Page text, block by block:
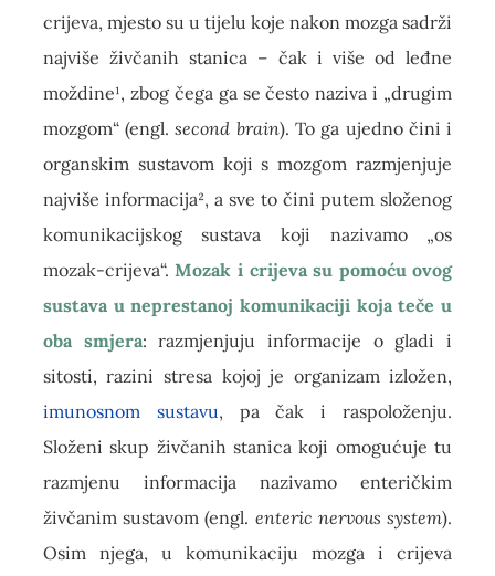
crijeva, mjesto su u tijelu koje nakon mozga sadrži
najviše živčanih stanica – čak i više od leđne
moždine¹, zbog čega ga se često naziva i „drugim
mozgom“ (engl.second brain). To ga ujedno čini i
organskim sustavom koji s mozgom razmjenjuje
najviše informacija², a sve to čini putem složenog
komunikacijskog sustava koji nazivamo „os
mozak-crijeva“.Mozak i crijeva su pomoću ovog
sustava u neprestanoj komunikaciji koja teče u
oba smjera: razmjenjuju informacije o gladi i
sitosti, razini stresa kojoj je organizam izložen,
imunosnom sustavu, pa čak i raspoloženju.
Složeni skup živčanih stanica koji omogućuje tu
razmjenu informacija nazivamo enteričkim
živčanim sustavom (engl. enteric nervous system).
Osim njega, u komunikaciju mozga i crijeva